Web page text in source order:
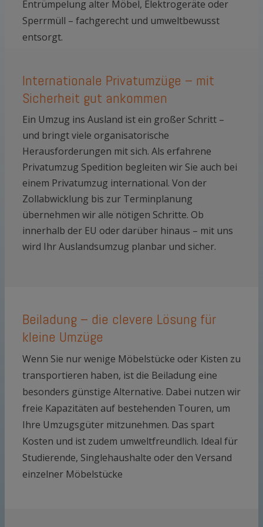
Entrümpelung alter Möbel, Elektrogeräte oder
Sperrmüll – fachgerecht und umweltbewusst
entsorgt.
Internationale Privatumzüge – mit
Sicherheit gut ankommen
Ein Umzug ins Ausland ist ein großer Schritt –
und bringt viele organisatorische
Herausforderungen mit sich. Als erfahrene
Privatumzug Spedition begleiten wir Sie auch bei
einem Privatumzug international. Von der
Zollabwicklung bis zur Terminplanung
übernehmen wir alle nötigen Schritte. Ob
innerhalb der EU oder darüber hinaus – mit uns
wird Ihr Auslandsumzug planbar und sicher.
Beiladung – die clevere Lösung für
kleine Umzüge
Wenn Sie nur wenige Möbelstücke oder Kisten zu
transportieren haben, ist die Beiladung eine
besonders günstige Alternative. Dabei nutzen wir
freie Kapazitäten auf bestehenden Touren, um
Ihre Umzugsgüter mitzunehmen. Das spart
Kosten und ist zudem umweltfreundlich. Ideal für
Studierende, Singlehaushalte oder den Versand
einzelner Möbelstücke